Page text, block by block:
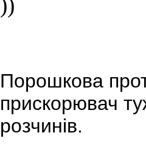
))
Порошкова
прискорювач
розчинів.